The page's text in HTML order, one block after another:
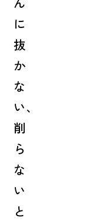
に
抜
か
な
い、
削
ら
な
い
と